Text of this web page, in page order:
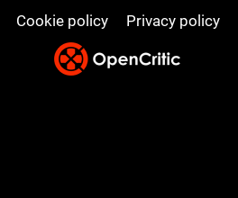
Cookie policy Privacy policy